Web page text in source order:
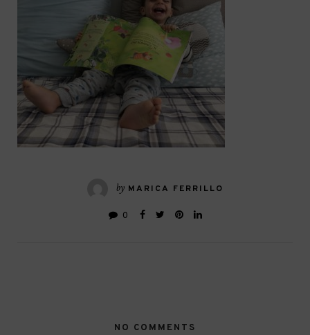
by MARICA FERRILLO
0
NO COMMENTS